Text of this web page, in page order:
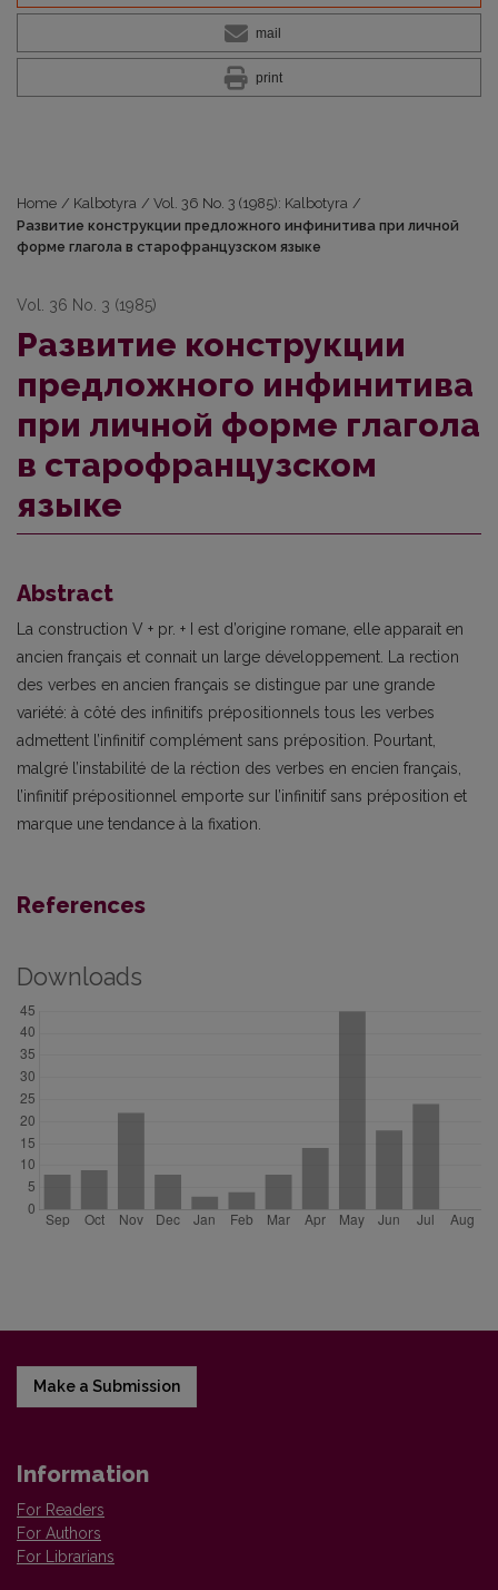
mail
print
Home / Kalbotyra / Vol. 36 No. 3 (1985): Kalbotyra /
Развитие конструкции предложного инфинитива при личной
форме глагола в cтарофранцузском языке
Vol. 36 No. 3 (1985)
Развитие конструкции
предложного инфинитива
при личной форме глагола
в cтарофранцузском
языке
Abstract
La construction V + pr. + I est d’origine romane, elle apparait en
ancien français et connait un large développement. La rection
des verbes en ancien français se distingue par une grande
variété: à côté des infinitifs prépositionnels tous les verbes
admettent l’infinitif complément sans préposition. Pourtant,
malgré l’instabilité de la réction des verbes en encien français,
l’infinitif prépositionnel emporte sur l’infinitif sans préposition et
marque une tendance à la fixation.
References
Downloads
Make a Submission
Information
For Readers
For Authors
For Librarians